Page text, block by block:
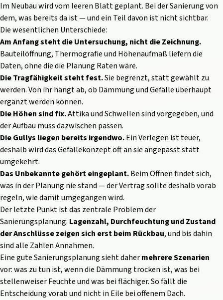
Im Neubau wird vom leeren Blatt geplant. Bei der Sanierung von
dem, was bereits da ist — und ein Teil davon ist nicht sichtbar.
Die wesentlichen Unterschiede:
Am Anfang steht die Untersuchung, nicht die Zeichnung.
Bauteilöffnung, Thermografie und Höhenaufmaß liefern die
Daten, ohne die die Planung Raten wäre.
Die Tragfähigkeit steht fest.Sie begrenzt, statt gewählt zu
werden. Von ihr hängt ab, ob Dämmung und Gefälle überhaupt
ergänzt werden können.
Die Höhen sind fix.Attika und Schwellen sind vorgegeben, und
der Aufbau muss dazwischen passen.
Die Gullys liegen bereits irgendwo.Ein Verlegen ist teuer,
deshalb wird das Gefällekonzept oft an sie angepasst statt
umgekehrt.
Das Unbekannte gehört eingeplant.Beim Öffnen findet sich,
was in der Planung nie stand — der Vertrag sollte deshalb vorab
regeln, wie damit umgegangen wird.
Der letzte Punkt ist das zentrale Problem der
Sanierungsplanung. Lagenzahl, Durchfeuchtung und Zustand
der Anschlüsse zeigen sich erst beim Rückbau, und bis dahin
sind alle Zahlen Annahmen.
Eine gute Sanierungsplanung sieht dahermehrere Szenarien
vor: was zu tun ist, wenn die Dämmung trocken ist, was bei
stellenweiser Feuchte und was bei flächiger. So fällt die
Entscheidung vorab und nicht in Eile bei offenem Dach.